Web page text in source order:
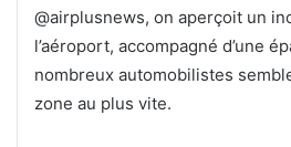
@airplusnews, on aperçoit un
l’aéroport, accompagné d’une
nombreux automobilistes
zone au plus vite.